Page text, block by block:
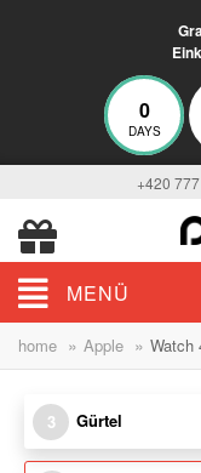
0
DAYS
+420
MENÜ
home » Apple » Watch
3 Gürtel